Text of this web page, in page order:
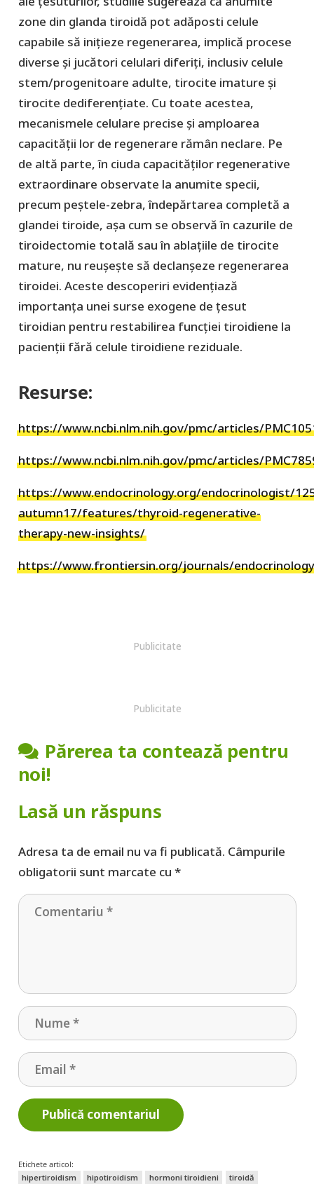
zone din glanda tiroidă pot adăposti celule
capabile să inițieze regenerarea, implică procese
diverse și jucători celulari diferiți, inclusiv celule
stem/progenitoare adulte, tirocite imature și
tirocite dediferențiate. Cu toate acestea,
mecanismele celulare precise și amploarea
capacității lor de regenerare rămân neclare. Pe
de altă parte, în ciuda capacităților regenerative
extraordinare observate la anumite specii,
precum peștele-zebra, îndepărtarea completă a
glandei tiroide, așa cum se observă în cazurile de
tiroidectomie totală sau în ablațiile de tirocite
mature, nu reușește să declanșeze regenerarea
tiroidei. Aceste descoperiri evidențiază
importanța unei surse exogene de țesut
tiroidian pentru restabilirea funcției tiroidiene la
pacienții fără celule tiroidiene reziduale.
Resurse:
https://www.ncbi.nlm.nih.gov/pmc/articles/
https://www.ncbi.nlm.nih.gov/pmc/articles/
https://www.endocrinology.org/endocrinologist/
autumn17/features/thyroid-regenerative-
therapy-new-insights/
https://www.frontiersin.org/journals/
Publicitate
Publicitate
Părerea ta contează pentru
noi!
Lasă un răspuns
Adresa ta de email nu va fi publicată. Câmpurile
obligatorii sunt marcate cu *
Publică comentariul
Etichete articol:
hipertiroidism
hipotiroidism hormoni tiroidieni
tiroidă